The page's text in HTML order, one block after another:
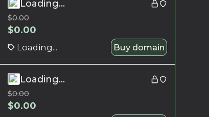
Loading...
$0.00
$0.00
Loading... Buy domain
Loading...
$0.00
$0.00